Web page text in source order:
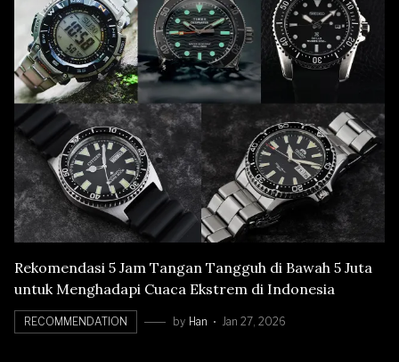
Rekomendasi 5 Jam Tangan Tangguh di Bawah 5 Juta
untuk Menghadapi Cuaca Ekstrem di Indonesia
RECOMMENDATION by Han Jan 27, 2026